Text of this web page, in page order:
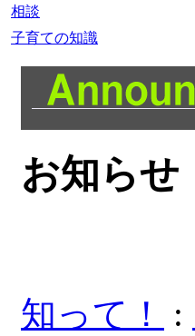
相談
子育ての知識
お知らせ
知って！ :